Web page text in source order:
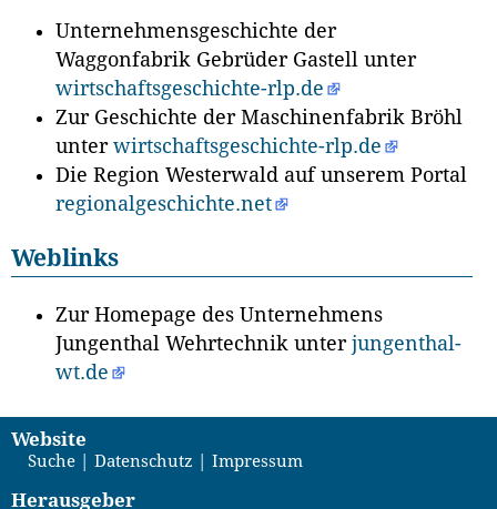
Unternehmensgeschichte der
Waggonfabrik Gebrüder Gastell unter
wirtschaftsgeschichte-rlp.de
Zur Geschichte der Maschinenfabrik Bröhl
unter wirtschaftsgeschichte-rlp.de
Die Region Westerwald auf unserem Portal
regionalgeschichte.net
Weblinks
Zur Homepage des Unternehmens
Jungenthal Wehrtechnik unter jungenthal-
wt.de
Website
Suche Datenschutz Impressum
Herausgeber